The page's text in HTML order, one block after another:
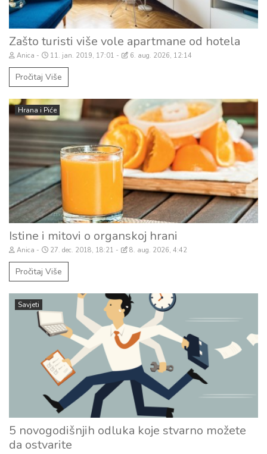
Zašto turisti više vole apartmane od hotela
Anica 11. jan. 2019, 17:01 6. aug. 2026, 12:14
Pročitaj Više
Hrana i Piće
Istine i mitovi o organskoj hrani
Anica 27. dec. 2018, 18:21 8. aug. 2026, 4:42
Pročitaj Više
Savjeti
5 novogodišnjih odluka koje stvarno možete
da ostvarite